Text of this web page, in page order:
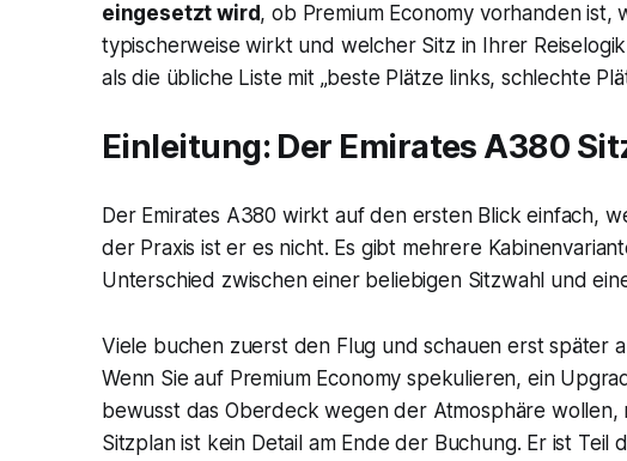
eingesetzt wird, ob Premium Economy vorhanden ist,
typischerweise wirkt und welcher Sitz in Ihrer
als die übliche Liste mit „beste Plätze links, schlechte
Einleitung: Der Emirates A380
Der Emirates A380 wirkt auf den ersten Blick einfach,
der Praxis ist er es nicht. Es gibt mehrere
Unterschied zwischen einer beliebigen Sitzwahl und
Viele buchen zuerst den Flug und schauen erst später
Wenn Sie auf Premium Economy spekulieren, ein
bewusst das Oberdeck wegen der Atmosphäre wollen,
Sitzplan ist kein Detail am Ende der Buchung. Er ist Teil